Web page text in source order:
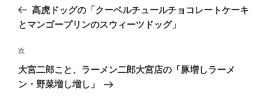
ナ
ゲ
ー
シ
の
投
高虎ドッグの「クーベルチュールチョコレートケーキ
とマンゴープリンのスウィーツドッグ」
次
の
投
次
大宮二郎こと、ラーメン二郎大宮店の「豚増しラーメ
ン・野菜増し増し」